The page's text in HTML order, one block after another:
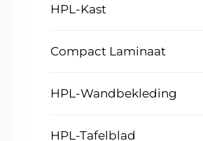
HPL-Kast
Compact Laminaat
HPL-Wandbekleding
HPL-Tafelblad